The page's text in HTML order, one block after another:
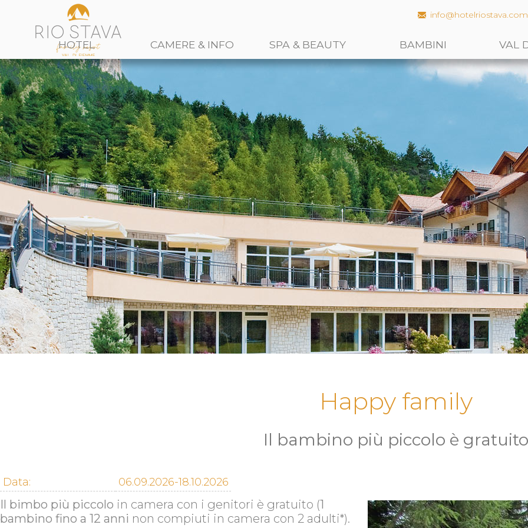
HOTEL CAMERE & INFO SPA & BEAUTY BAMBINI VAL
Happy family
Il bambino più piccolo è gratuito
Data: 06.09.2026-18.10.2026
Il bimbo più piccolo in camera con i genitori è gratuito (1
bambino fino a 12 anni non compiuti in camera con 2 adulti*).